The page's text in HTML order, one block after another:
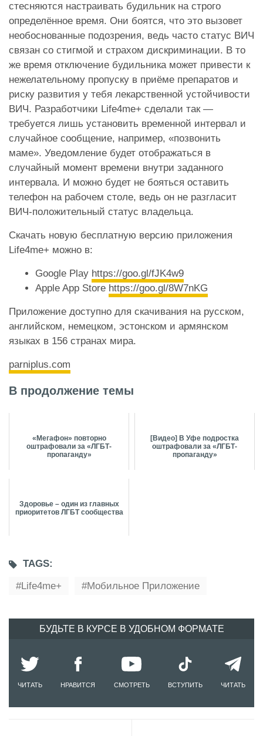
стесняются настраивать будильник на строго
определённое время. Они боятся, что это вызовет
необоснованные подозрения, ведь часто статус ВИЧ
связан со стигмой и страхом дискриминации. В то
же время отключение будильника может привести к
нежелательному пропуску в приёме препаратов и
риску развития у тебя лекарственной устойчивости
ВИЧ. Разработчики Life4me+ сделали так —
требуется лишь установить временной интервал и
случайное сообщение, например, «позвонить
маме». Уведомление будет отображаться в
случайный момент времени внутри заданного
интервала. И можно будет не бояться оставить
телефон на рабочем столе, ведь он не разгласит
ВИЧ-положительный статус владельца.
Скачать новую бесплатную версию приложения
Life4me+ можно в:
Google Play https://goo.gl/fJK4w9
Apple App Store https://goo.gl/8W7nKG
Приложение доступно для скачивания на русском,
английском, немецком, эстонском и армянском
языках в 156 странах мира.
parniplus.com
В продолжение темы
«Мегафон» повторно
оштрафовали за «ЛГБТ-
пропаганду»
[Видео] В Уфе подростка
оштрафовали за «ЛГБТ-
пропаганду»
Здоровье – один из главных
приоритетов ЛГБТ сообщества
TAGS:
Life4me+
Мобильное Приложение
БУДЬТЕ В КУРСЕ В УДОБНОМ ФОРМАТЕ
ЧИТАТЬ НРАВИТСЯ СМОТРЕТЬ ВСТУПИТЬ ЧИТАТЬ